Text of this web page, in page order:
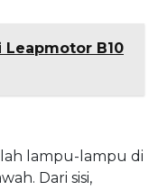
B10
lampu-lampu di
Dari sisi,